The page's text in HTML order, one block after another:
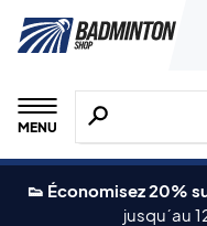
MENU
Recherche de
👟 Économisez 20%
jusqu´au